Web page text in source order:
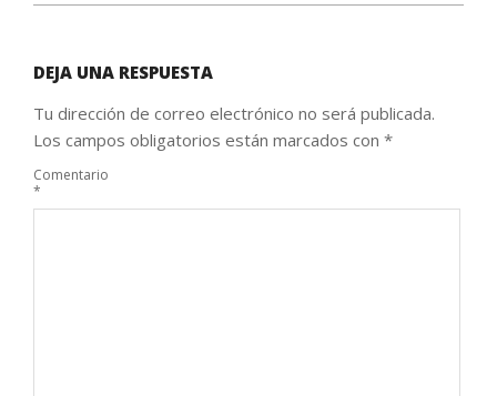
DEJA UNA RESPUESTA
Tu dirección de correo electrónico no será publicada.
Los campos obligatorios están marcados con *
Comentario
*